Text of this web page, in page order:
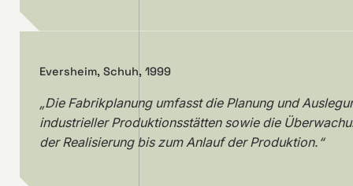
Eversheim, Schuh, 1999
„Die Fabrikplanung umfasst die Planung und
industrieller Produktionsstätten sowie die
der Realisierung bis zum Anlauf der Produktion.“